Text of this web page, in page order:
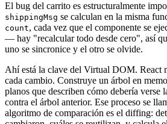
El bug del carrito es estructuralmente
shippingMsg se calculan en la misma
count, cada vez que el componente se
— hay "recalcular todo desde cero", así
uno se sincronice y el otro se olvide.
Ahí está la clave del Virtual DOM. React
cada cambio. Construye un árbol en
planos que describen cómo debería
contra el árbol anterior. Ese proceso se
algoritmo de comparación es el diffing: